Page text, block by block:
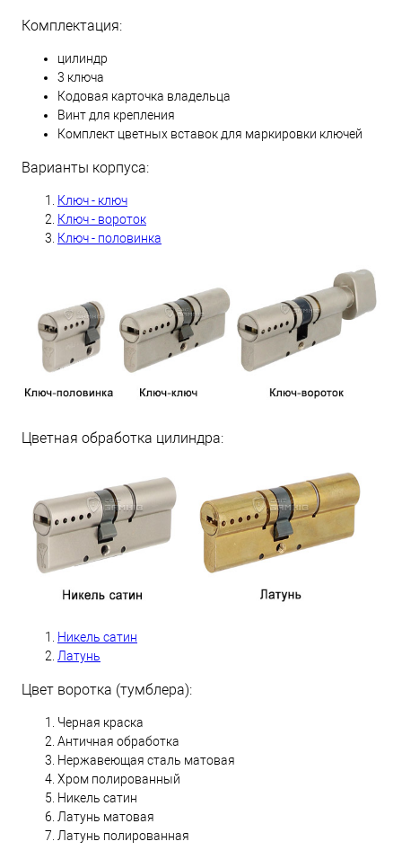
Комплектация:
цилиндр
3 ключа
Кодовая карточка владельца
Винт для крепления
Комплект цветных вставок для маркировки ключей
Варианты корпуса:
Ключ - ключ
Ключ - вороток
Ключ - половинка
Цветная обработка цилиндра:
Никель сатин
Латунь
Цвет воротка (тумблера):
Черная краска
Античная обработка
Нержавеющая сталь матовая
Хром полированный
Никель сатин
Латунь матовая
Латунь полированная